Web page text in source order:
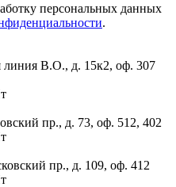
персональных данных
.
линия В.О., д. 15к2, оф. 307
пр., д. 73, оф. 512, 402
пр., д. 109, оф. 412